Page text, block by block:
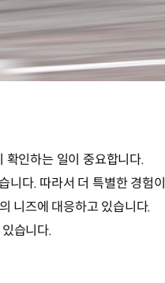
확인하는 일이 중요합니다.
니다. 따라서 더 특별한 경험이
니즈에 대응하고 있습니다.
습니다.